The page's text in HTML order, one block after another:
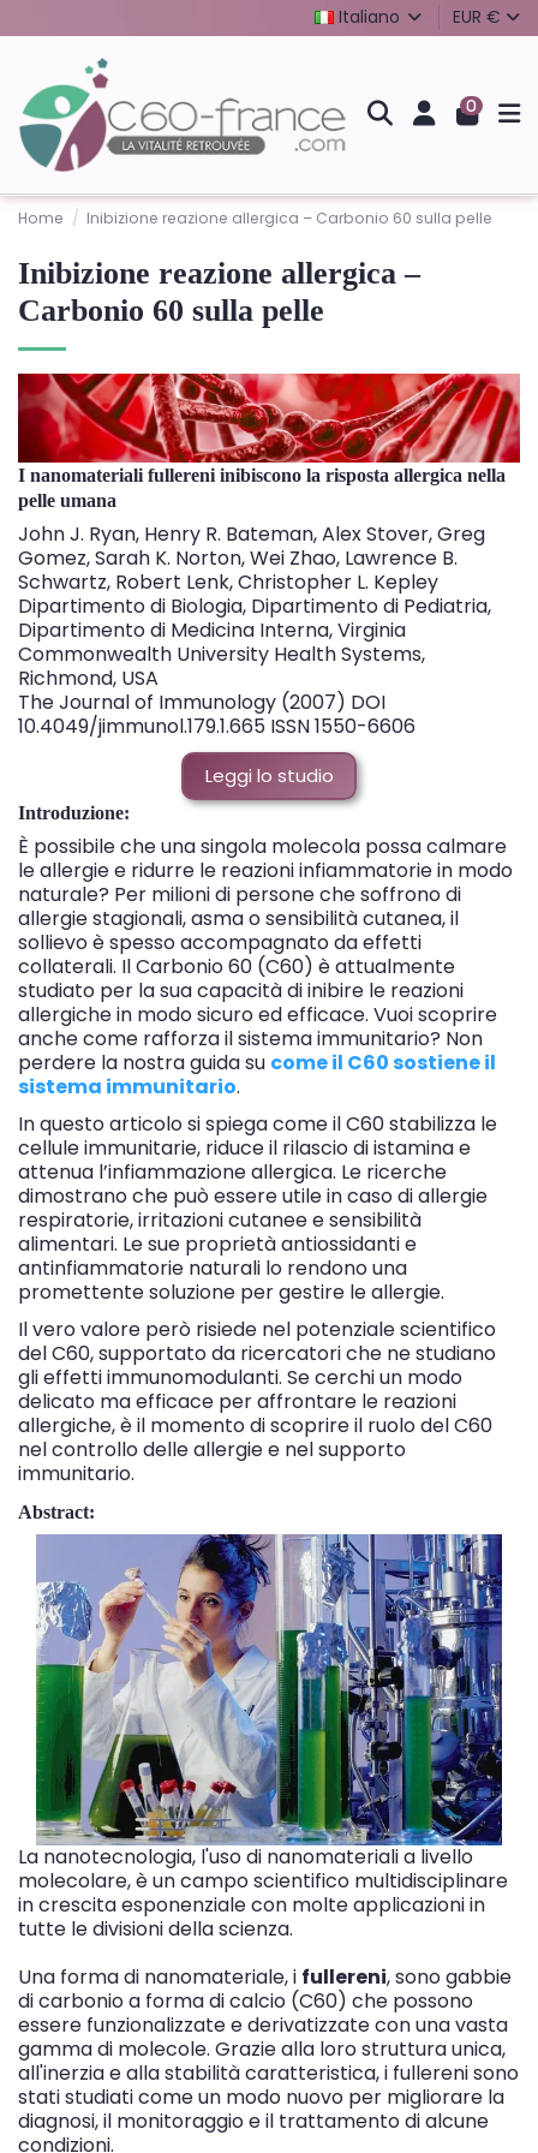
Italiano EUR €
0
Home Inibizione reazione allergica – Carbonio 60 sulla pelle
Inibizione reazione allergica –
Carbonio 60 sulla pelle
I nanomateriali fullereni inibiscono la risposta allergica nella
pelle umana
John J. Ryan, Henry R. Bateman, Alex Stover, Greg
Gomez, Sarah K. Norton, Wei Zhao, Lawrence B.
Schwartz, Robert Lenk, Christopher L. Kepley
Dipartimento di Biologia, Dipartimento di Pediatria,
Dipartimento di Medicina Interna, Virginia
Commonwealth University Health Systems,
Richmond, USA
The Journal of Immunology (2007) DOI
10.4049/jimmunol.179.1.665 ISSN 1550-6606
Leggi lo studio
Introduzione:
È possibile che una singola molecola possa calmare
le allergie e ridurre le reazioni infiammatorie in modo
naturale? Per milioni di persone che soffrono di
allergie stagionali, asma o sensibilità cutanea, il
sollievo è spesso accompagnato da effetti
collaterali. Il Carbonio 60 (C60) è attualmente
studiato per la sua capacità di inibire le reazioni
allergiche in modo sicuro ed efficace. Vuoi scoprire
anche come rafforza il sistema immunitario? Non
perdere la nostra guida su come il C60 sostiene il
sistema immunitario.
In questo articolo si spiega come il C60 stabilizza le
cellule immunitarie, riduce il rilascio di istamina e
attenua l’infiammazione allergica. Le ricerche
dimostrano che può essere utile in caso di allergie
respiratorie, irritazioni cutanee e sensibilità
alimentari. Le sue proprietà antiossidanti e
antinfiammatorie naturali lo rendono una
promettente soluzione per gestire le allergie.
Il vero valore però risiede nel potenziale scientifico
del C60, supportato da ricercatori che ne studiano
gli effetti immunomodulanti. Se cerchi un modo
delicato ma efficace per affrontare le reazioni
allergiche, è il momento di scoprire il ruolo del C60
nel controllo delle allergie e nel supporto
immunitario.
Abstract:
La nanotecnologia, l'uso di nanomateriali a livello
molecolare, è un campo scientifico multidisciplinare
in crescita esponenziale con molte applicazioni in
tutte le divisioni della scienza.
Una forma di nanomateriale, i fullereni, sono gabbie
di carbonio a forma di calcio (C60) che possono
essere funzionalizzate e derivatizzate con una vasta
gamma di molecole. Grazie alla loro struttura unica,
all'inerzia e alla stabilità caratteristica, i fullereni sono
stati studiati come un modo nuovo per migliorare la
diagnosi, il monitoraggio e il trattamento di alcune
condizioni.